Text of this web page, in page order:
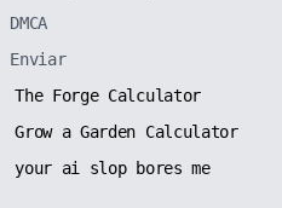
DMCA
Enviar
The Forge Calculator
Grow a Garden Calculator
your ai slop bores me